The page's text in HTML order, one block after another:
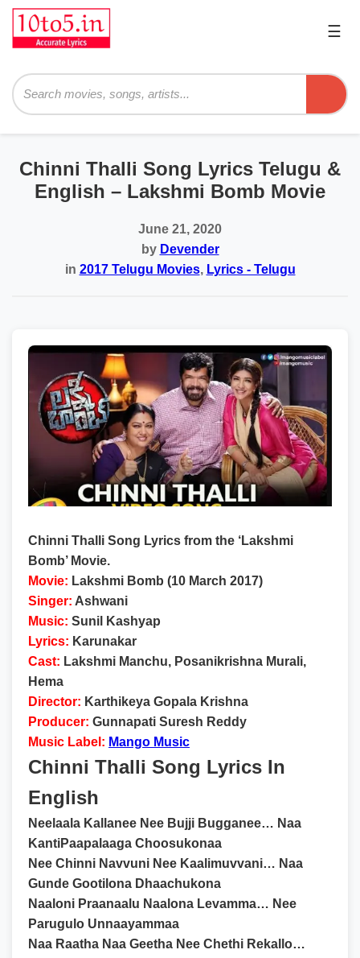
☰
Chinni Thalli Song Lyrics Telugu &
English – Lakshmi Bomb Movie
June 21, 2020
by Devender
in 2017 Telugu Movies, Lyrics - Telugu
Chinni Thalli Song Lyrics from the ‘Lakshmi
Bomb’ Movie.
Movie: Lakshmi Bomb (10 March 2017)
Singer: Ashwani
Music: Sunil Kashyap
Lyrics: Karunakar
Cast: Lakshmi Manchu, Posanikrishna Murali,
Hema
Director: Karthikeya Gopala Krishna
Producer: Gunnapati Suresh Reddy
Music Label: Mango Music
Chinni Thalli Song Lyrics In
English
Neelaala Kallanee Nee Bujji Bugganee… Naa
KantiPaapalaaga Choosukonaa
Nee Chinni Navvuni Nee Kaalimuvvani… Naa
Gunde Gootilona Dhaachukona
Naaloni Praanaalu Naalona Levamma… Nee
Parugulo Unnaayammaa
Naa Raatha Naa Geetha Nee Chethi Rekallo…